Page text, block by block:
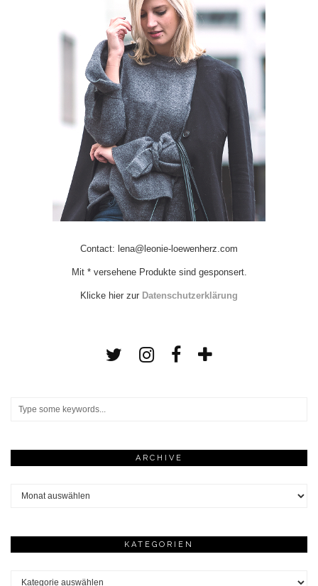
Contact: lena@leonie-loewenherz.com
Mit * versehene Produkte sind gesponsert.
Klicke hier zur Datenschutzerklärung
ARCHIVE
KATEGORIEN